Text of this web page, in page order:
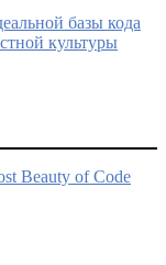
базы кода
культуры
Beauty of Code